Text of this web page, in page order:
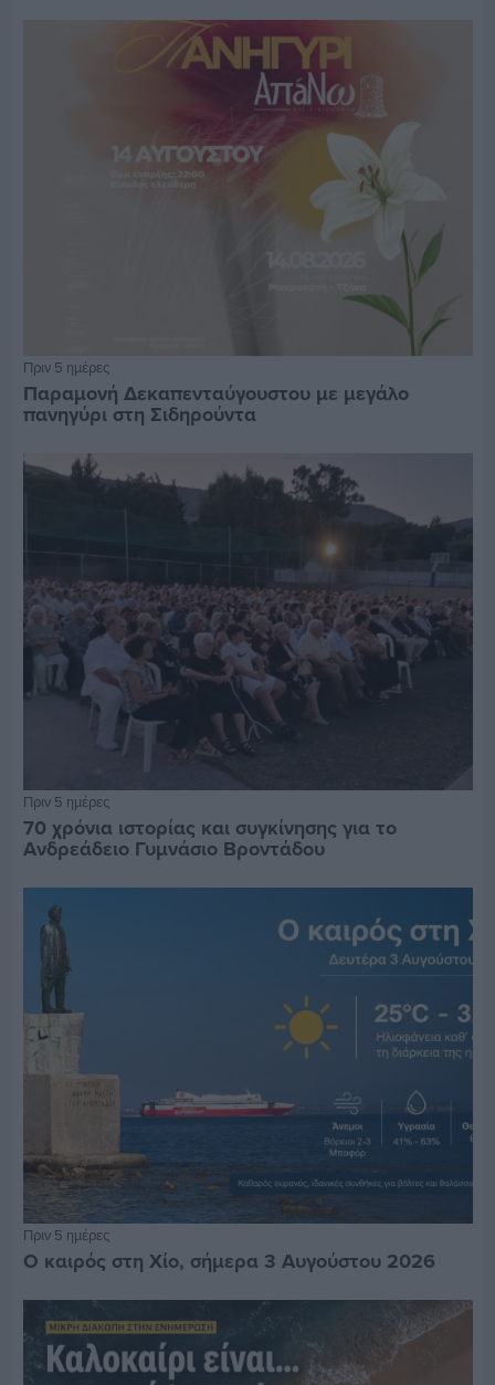
Πριν 5 ημέρες
Παραμονή Δεκαπενταύγουστου με μεγάλο
πανηγύρι στη Σιδηρούντα
Πριν 5 ημέρες
70 χρόνια ιστορίας και συγκίνησης για το
Ανδρεάδειο Γυμνάσιο Βροντάδου
Πριν 5 ημέρες
Ο καιρός στη Χίο, σήμερα 3 Αυγούστου 2026